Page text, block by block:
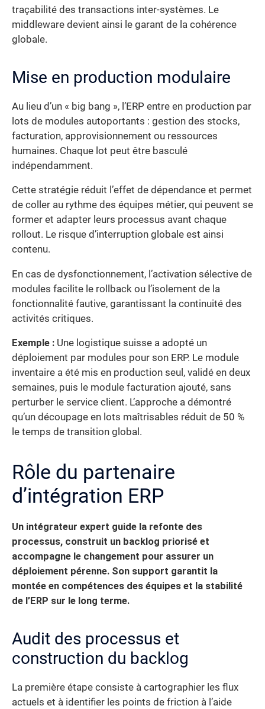
traçabilité des transactions inter-systèmes. Le
middleware devient ainsi le garant de la cohérence
globale.
Mise en production modulaire
Au lieu d’un « big bang », l’ERP entre en production par
lots de modules autoportants : gestion des stocks,
facturation, approvisionnement ou ressources
humaines. Chaque lot peut être basculé
indépendamment.
Cette stratégie réduit l’effet de dépendance et permet
de coller au rythme des équipes métier, qui peuvent se
former et adapter leurs processus avant chaque
rollout. Le risque d’interruption globale est ainsi
contenu.
En cas de dysfonctionnement, l’activation sélective de
modules facilite le rollback ou l’isolement de la
fonctionnalité fautive, garantissant la continuité des
activités critiques.
Exemple : Une logistique suisse a adopté un
déploiement par modules pour son ERP. Le module
inventaire a été mis en production seul, validé en deux
semaines, puis le module facturation ajouté, sans
perturber le service client. L’approche a démontré
qu’un découpage en lots maîtrisables réduit de 50 %
le temps de transition global.
Rôle du partenaire
d’intégration ERP
Un intégrateur expert guide la refonte des
processus, construit un backlog priorisé et
accompagne le changement pour assurer un
déploiement pérenne. Son support garantit la
montée en compétences des équipes et la stabilité
de l’ERP sur le long terme.
Audit des processus et
construction du backlog
La première étape consiste à cartographier les flux
actuels et à identifier les points de friction à l’aide